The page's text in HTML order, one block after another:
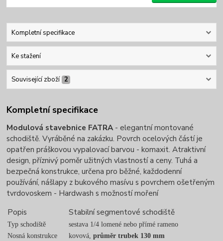
Kompletní specifikace
Ke stažení
Související zboží 2
Kompletní specifikace
Modulová stavebnice FATRA- elegantní montované
schodiště. Vyráběné na zakázku. Povrch ocelových částí je
opatřen práškovou vypalovací barvou - komaxit. Atraktivní
design, příznivý poměr užitných vlastností a ceny. Tuhá a
bezpečná konstrukce, určena pro běžné, každodenní
používání, nášlapy z bukového masívu s povrchem ošetřeným
tvrdovoskem - Hardwash s možností moření
Popis
Stabilní segmentové schodiště
Typ schodiště
sestava 1/4 lomené nebo přímé rameno
Nosná konstrukce
kovová,průměr trubek 130 mm